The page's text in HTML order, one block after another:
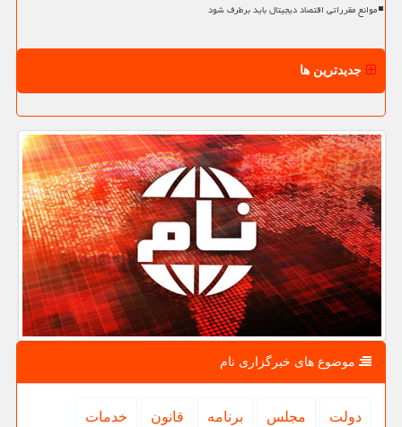
موانع مقرراتی اقتصاد دیجیتال باید برطرف شود
جدیدترین ها
موضوع های خبرگزاری نام
دولت مجلس برنامه قانون خدمات